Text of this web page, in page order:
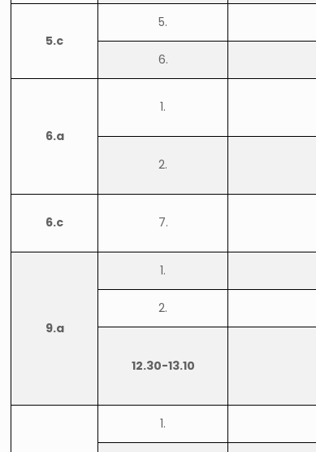
5.c
5.
6.
6.a
1.
2.
6.c 7.
9.a
1.
2.
12.30-13.10
1.